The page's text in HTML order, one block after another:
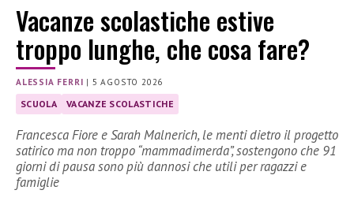
Vacanze scolastiche estive
troppo lunghe, che cosa fare?
ALESSIA FERRI | 5 AGOSTO 2026
SCUOLA VACANZE SCOLASTICHE
Francesca Fiore e Sarah Malnerich, le menti dietro il progetto
satirico ma non troppo “mammadimerda”, sostengono che 91
giorni di pausa sono più dannosi che utili per ragazzi e
famiglie